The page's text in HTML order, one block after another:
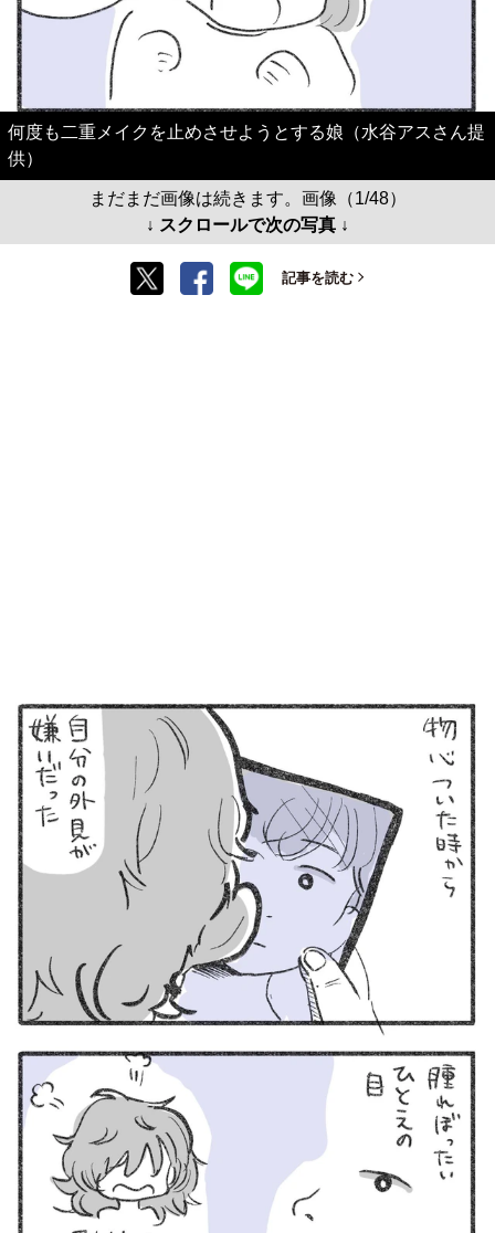
何度も二重メイクを止めさせようとする娘（水谷アスさん提
供）
まだまだ画像は続きます。画像（1/48）
↓ スクロールで次の写真 ↓
記事を読む